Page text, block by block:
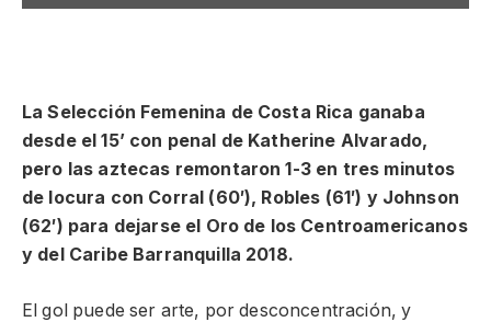
La Selección Femenina de Costa Rica ganaba
desde el 15’ con penal de Katherine Alvarado,
pero las aztecas remontaron 1-3 en tres minutos
de locura con Corral (60′), Robles (61′) y Johnson
(62′) para dejarse el Oro de los Centroamericanos
y del Caribe Barranquilla 2018.
El gol puede ser arte, por desconcentración, y